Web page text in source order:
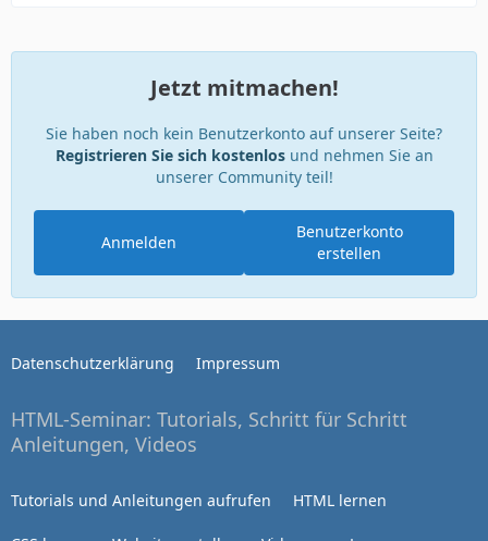
Jetzt mitmachen!
Sie haben noch kein Benutzerkonto auf unserer Seite?
Registrieren Sie sich kostenlosund nehmen Sie an
unserer Community teil!
Benutzerkonto
erstellen
Anmelden
Datenschutzerklärung Impressum
HTML-Seminar: Tutorials, Schritt für Schritt
Anleitungen, Videos
Tutorials und Anleitungen aufrufen HTML lernen